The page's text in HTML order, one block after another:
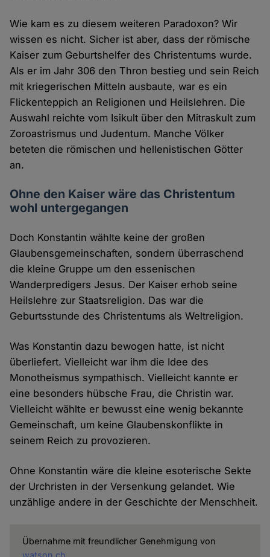
Wie kam es zu diesem weiteren Paradoxon? Wir
wissen es nicht. Sicher ist aber, dass der römische
Kaiser zum Geburtshelfer des Christentums wurde.
Als er im Jahr 306 den Thron bestieg und sein Reich
mit kriegerischen Mitteln ausbaute, war es ein
Flickenteppich an Religionen und Heilslehren. Die
Auswahl reichte vom Isikult über den Mitraskult zum
Zoroastrismus und Judentum. Manche Völker
beteten die römischen und hellenistischen Götter
an.
Ohne den Kaiser wäre das Christentum
wohl untergegangen
Doch Konstantin wählte keine der großen
Glaubensgemeinschaften, sondern überraschend
die kleine Gruppe um den essenischen
Wanderpredigers Jesus. Der Kaiser erhob seine
Heilslehre zur Staatsreligion. Das war die
Geburtsstunde des Christentums als Weltreligion.
Was Konstantin dazu bewogen hatte, ist nicht
überliefert. Vielleicht war ihm die Idee des
Monotheismus sympathisch. Vielleicht kannte er
eine besonders hübsche Frau, die Christin war.
Vielleicht wählte er bewusst eine wenig bekannte
Gemeinschaft, um keine Glaubenskonflikte in
seinem Reich zu provozieren.
Ohne Konstantin wäre die kleine esoterische Sekte
der Urchristen in der Versenkung gelandet. Wie
unzählige andere in der Geschichte der Menschheit.
Übernahme mit freundlicher Genehmigung von